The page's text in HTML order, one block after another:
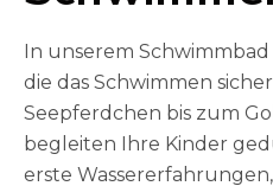
In unserem
die das Schwimmen
Seepferdchen bis zum
begleiten Ihre Kinder
erste
2